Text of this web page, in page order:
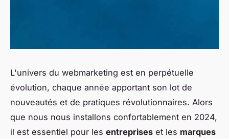
L'univers du webmarketing est en perpétuelle
évolution, chaque année apportant son lot de
nouveautés et de pratiques révolutionnaires. Alors
que nous nous installons confortablement en 2024,
il est essentiel pour les entreprises et les marques